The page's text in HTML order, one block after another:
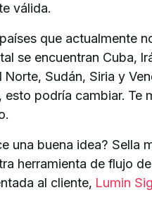
válida.
que actualmente
se encuentran Cuba,
Norte, Sudán, Siria y
esto podría cambiar. Te
una buena idea? Sella
herramienta de flujo
al cliente, Lumin